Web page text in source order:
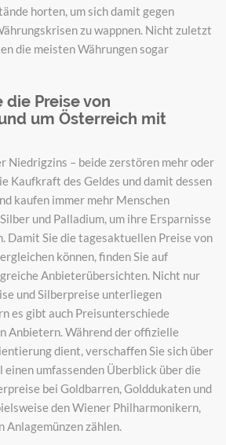
horten, um sich damit gegen
zu wappnen. Nicht zuletzt
die meisten Währungen sogar
die Preise von
um Österreich mit
Niedrigzins – beide zerstören mehr oder
Kaufkraft des Geldes und damit dessen
kaufen immer mehr Menschen
und Palladium, um ihre Ersparnisse
Damit Sie die tagesaktuellen Preise von
können, finden Sie auf
Anbieterübersichten. Nicht nur
und Silberpreise unterliegen
es gibt auch Preisunterschiede
Anbietern. Während der offizielle
dient, verschaffen Sie sich über
umfassenden Überblick über die
bei Goldbarren, Golddukaten und
den Wiener Philharmonikern,
Anlagemünzen zählen.